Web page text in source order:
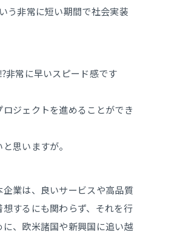
う非常に短い期間で社会実装
非常に早いスピード感です
ジェクトを進めることができ
思いますが。
業は、良いサービスや高品質
想するにも関わらず、それを行
、欧米諸国や新興国に追い越